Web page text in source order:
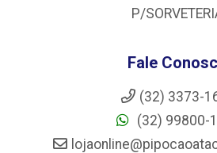
P/
Fale
(32) 3373-
(32) 99800-